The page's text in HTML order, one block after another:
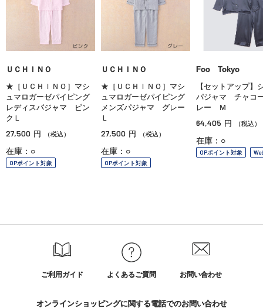
ＵＣＨＩＮＯ
★［ＵＣＨＩＮＯ］マシ
ュマロガーゼパイピング
レディスパジャマ ピン
クＬ
27,500 円 （税込）
在庫：○
OPポイント対象
ＵＣＨＩＮＯ
★［ＵＣＨＩＮＯ］マシ
ュマロガーゼパイピング
メンズパジャマ グレー
Ｌ
27,500 円 （税込）
在庫：○
OPポイント対象
Foo Tokyo
【セットアップ】
パジャマ チャコ
レー Ｍ
64,405 円 （税込）
在庫：○
OPポイント対象
ご利用ガイド よくあるご質問 お問い合わせ
オンラインショッピングに関する電話でのお問い合わせ